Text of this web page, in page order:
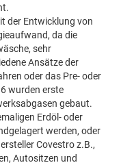
der Entwicklung von
da die
sehr
Ansätze der
oder das Pre- oder
wurden erste
gebaut.
Erdöl- oder
werden, oder
Covestro z.B.,
Autositzen und